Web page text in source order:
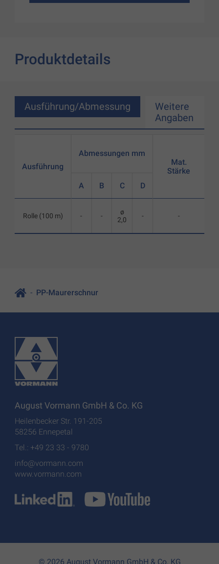
Produktdetails
Ausführung/Abmessung
Weitere
Angaben
Ausführung
Rolle (100 m)
Abmessungen mm
A B C D
- -
ø
2,0
-
Mat.
Stärke
-
PP-Maurerschnur
August Vormann GmbH & Co. KG
Heilenbecker Str. 191-205
58256 Ennepetal
Tel.: +49 23 33 - 9780
info@vormann.com
www.vormann.com
© 2026 August Vormann GmbH & Co. KG